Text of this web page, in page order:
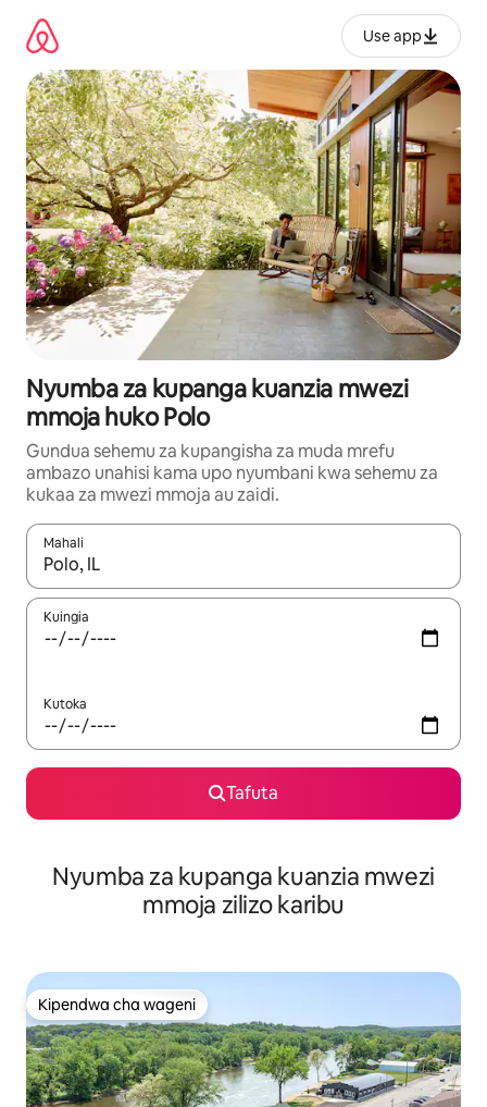
kwenda
kwenye
maudhui
Use app
Nyumba za kupanga kuanzia mwezi
mmoja huko Polo
Gundua sehemu za kupangisha za muda mrefu
ambazo unahisi kama upo nyumbani kwa sehemu za
kukaa za mwezi mmoja au zaidi.
Mahali
Wakati matokeo yanapatikana, vinjari kwa kutumia vitufe vya
Kuingia
Kutoka
Tafuta
Nyumba za kupanga kuanzia mwezi
mmoja zilizo karibu
Kipendwa cha wageni
Kipendwa cha wageni